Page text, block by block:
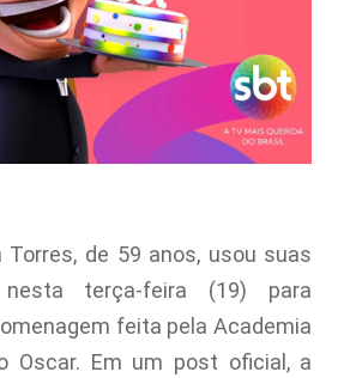
Torres, de 59 anos, usou suas
terça-feira (19) para
feita pela Academia
Oscar. Em um post oficial, a